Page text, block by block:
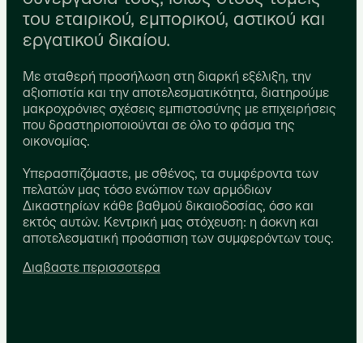
του εταιρικού, εμπορικού, αστικού και
εργατικού δικαίου.
Με σταθερή προσήλωση στη διαρκή εξέλιξη, την
αξιοπιστία και την αποτελεσματικότητα, διατηρούμε
μακροχρόνιες σχέσεις εμπιστοσύνης με επιχειρήσεις
που δραστηριοποιούνται σε όλο το φάσμα της
οικονομίας.
Υπερασπιζόμαστε, με σθένος, τα συμφέροντα των
πελατών μας τόσο ενώπιον των αρμόδιων
Δικαστηρίων κάθε βαθμού δικαιοδοσίας, όσο και
εκτός αυτών. Κεντρική μας στόχευση: η άοκνη και
αποτελεσματική προάσπιση των συμφερόντων τους.
Διαβαστε περισσοτερα